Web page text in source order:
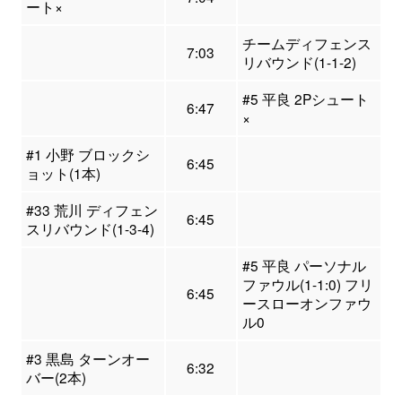
ート×
7:03
チームディフェンス
リバウンド(1-1-2)
6:47
#5 平良 2Pシュート
×
#1 小野 ブロックシ
ョット(1本)
6:45
#33 荒川 ディフェン
スリバウンド(1-3-4)
6:45
6:45
#5 平良 パーソナル
ファウル(1-1:0) フリ
ースローオンファウ
ル0
#3 黒島 ターンオー
バー(2本)
6:32